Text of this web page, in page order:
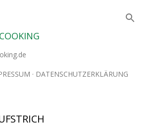
DATENSCHUTZERKLÄRUNG